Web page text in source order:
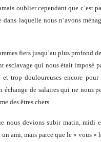
oublier cependant que c’est
laquelle nous n’avons
fiers jusqu’au plus profond
qui nous était imposé
trop douloureuses encore
de salaires qui ne nous
des êtres chers.
nous devions subir matin, midi
ami, mais parce que le « vous »